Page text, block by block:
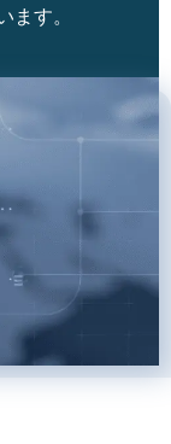
す。